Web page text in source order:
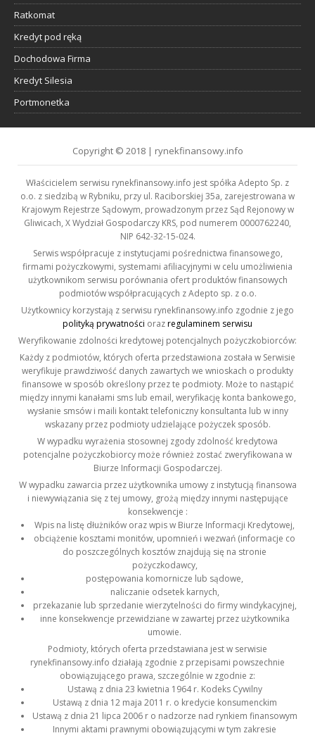
Ratkomat
Kredyt pod ręką
Dochodowa Firma
Kredyt Silesia
Portmonetka
Copyright © 2018 | rynekfinansowy.info
Właścicielem serwisu rynekfinansowy.info jest spółka Adepto Sp. z
o.o. z siedzibą w Rybniku, przy ul. Raciborskiej 35a, zarejestrowana w
Krajowym Rejestrze Sądowym, prowadzonym przez Sąd Rejonowy w
Gliwicach, X Wydział Gospodarczy KRS, pod numerem 0000762240,
NIP 642-32-15-024.
Serwis współpracuje z instytucjami pośrednictwa finansowego,
firmami pożyczkowymi, systemami afiliacyjnymi w celu umożliwienia
użytkownikom serwisu porównania ofert produktów finansowych
podmiotów współpracujących z Adepto sp. z o.o.
Użytkownicy korzystają z serwisu rynekfinansowy.info zgodnie z jego
polityką prywatności orazregulaminem serwisu
Weryfikowanie zdolności kredytowej potencjalnych pożyczkobiorców:
Każdy z podmiotów, których oferta przedstawiona została w Serwisie
weryfikuje prawdziwość danych zawartych we wnioskach o produkty
finansowe w sposób określony przez te podmioty. Może to nastąpić
między innymi kanałami sms lub email, weryfikację konta bankowego,
wysłanie smsów i maili kontakt telefoniczny konsultanta lub w inny
wskazany przez podmioty udzielające pożyczek sposób.
W wypadku wyrażenia stosownej zgody zdolność kredytowa
potencjalne pożyczkobiorcy może również zostać zweryfikowana w
Biurze Informacji Gospodarczej.
W wypadku zawarcia przez użytkownika umowy z instytucją finansowa
i niewywiązania się z tej umowy, grożą między innymi następujące
konsekwencje :
Wpis na listę dłużników oraz wpis w Biurze Informacji Kredytowej,
obciążenie kosztami monitów, upomnień i wezwań (informacje co
do poszczególnych kosztów znajdują się na stronie
pożyczkodawcy,
postępowania komornicze lub sądowe,
naliczanie odsetek karnych,
przekazanie lub sprzedanie wierzytelności do firmy windykacyjnej,
inne konsekwencje przewidziane w zawartej przez użytkownika
umowie.
Podmioty, których oferta przedstawiana jest w serwisie
rynekfinansowy.info działają zgodnie z przepisami powszechnie
obowiązującego prawa, szczególnie w zgodnie z:
Ustawą z dnia 23 kwietnia 1964 r. Kodeks Cywilny
Ustawą z dnia 12 maja 2011 r. o kredycie konsumenckim
Ustawą z dnia 21 lipca 2006 r o nadzorze nad rynkiem finansowym
Innymi aktami prawnymi obowiązującymi w tym zakresie